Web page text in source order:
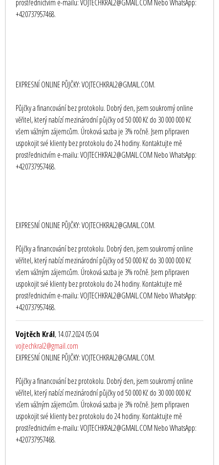
prostřednictvím e-mailu: VOJTECHKRAL2@GMAIL.COM Nebo WhatsApp:
+420737957468.
EXPRESNÍ ONLINE PŮJČKY: VOJTECHKRAL2@GMAIL.COM.
Půjčky a financování bez protokolu. Dobrý den, jsem soukromý online
věřitel, který nabízí mezinárodní půjčky od 50 000 Kč do 30 000 000 Kč
všem vážným zájemcům. Úroková sazba je 3% ročně. Jsem připraven
uspokojit své klienty bez protokolu do 24 hodiny. Kontaktujte mě
prostřednictvím e-mailu: VOJTECHKRAL2@GMAIL.COM Nebo WhatsApp:
+420737957468.
EXPRESNÍ ONLINE PŮJČKY: VOJTECHKRAL2@GMAIL.COM.
Půjčky a financování bez protokolu. Dobrý den, jsem soukromý online
věřitel, který nabízí mezinárodní půjčky od 50 000 Kč do 30 000 000 Kč
všem vážným zájemcům. Úroková sazba je 3% ročně. Jsem připraven
uspokojit své klienty bez protokolu do 24 hodiny. Kontaktujte mě
prostřednictvím e-mailu: VOJTECHKRAL2@GMAIL.COM Nebo WhatsApp:
+420737957468.
Vojtěch Král, 14.07.2024 05:04
vojtechkral2@gmail.com
EXPRESNÍ ONLINE PŮJČKY: VOJTECHKRAL2@GMAIL.COM.
Půjčky a financování bez protokolu. Dobrý den, jsem soukromý online
věřitel, který nabízí mezinárodní půjčky od 50 000 Kč do 30 000 000 Kč
všem vážným zájemcům. Úroková sazba je 3% ročně. Jsem připraven
uspokojit své klienty bez protokolu do 24 hodiny. Kontaktujte mě
prostřednictvím e-mailu: VOJTECHKRAL2@GMAIL.COM Nebo WhatsApp:
+420737957468.